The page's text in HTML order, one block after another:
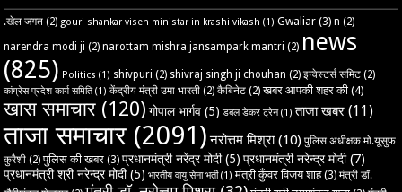
.खेल जगत (2) gouri shankar visen ministar in krashi vikash (1) Gwaliar (3) n (2)
narendra modi ji (2) narottam mishra jansampark mantri (2) news
(825) Politics (1) shivpuri (2) shivraj singh ji chouhan (2) इन्वेस्टर्स समिट (2)
कांग्रेस प्रदेश कार्य समिति(1) केंद्रीय मंत्री उमा भारती (2) कैबिनेट (2) खबर आपकी शहर की (4)
खास समाचार (120) गोपाल भार्गव (5) डबल डेकर ट्रेन(1) ताजा खबर (11)
ताजा समाचार (2091) नरोत्तम मिश्रा(10) पुलिस अधीक्षक मो.यूसुफ
कुरैशी (2) पुलिस की खबर (3) प्रधानमंत्री नरेंद्र मोदी(5) प्रधानमंत्री नरेन्द्र मोदी(7)
प्रधानमंत्री श्री नरेन्द्र मोदी(5) भारतीय वायु सेना भर्ती(1) मंत्री कुँवर विजय शाह(3) मंत्री डॉ.